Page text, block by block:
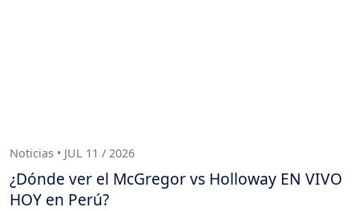
Noticias • JUL 11 / 2026
¿Dónde ver el McGregor vs Holloway EN VIVO
HOY en Perú?